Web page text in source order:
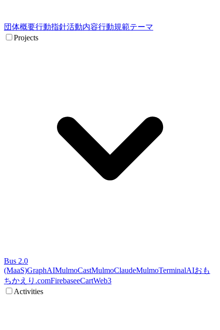
団体概要行動指針活動内容行動規範テーマ
Projects
Bus 2.0
(MaaS)GraphAIMulmoCastMulmoClaudeMulmoTerminalAIおも
ちかえり.comFirebaseeCartWeb3
Activities